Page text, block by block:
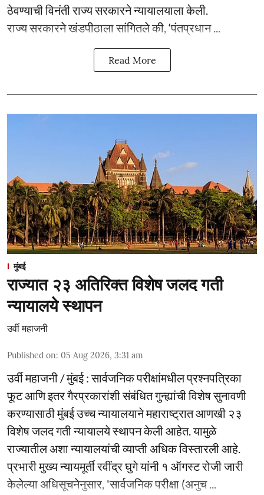
ठेवण्याची विनंती राज्य सरकारने न्यायालयाला केली.
राज्य सरकारने खंडपीठाला सांगितले की, ‘पंतप्रधान ...
Read More
मुंबई
राज्यात २३ अतिरिक्त विशेष जलद गती
न्यायालये स्थापन
उर्वी महाजनी
Published on: 05 Aug 2026, 3:31 am
उर्वी महाजनी / मुंबई : सार्वजनिक परीक्षांमधील प्रश्नपत्रिका
फूट आणि इतर गैरप्रकारांशी संबंधित गुन्ह्यांची विशेष सुनावणी
करण्यासाठी मुंबई उच्च न्यायालयाने महाराष्ट्रात आणखी २३
विशेष जलद गती न्यायालये स्थापन केली आहेत. यामुळे
राज्यातील अशा न्यायालयांची व्याप्ती अधिक विस्तारली आहे.
प्रभारी मुख्य न्यायमूर्ती रवींद्र घुगे यांनी १ ऑगस्ट रोजी जारी
केलेल्या अधिसूचनेनुसार, 'सार्वजनिक परीक्षा (अनुच ...